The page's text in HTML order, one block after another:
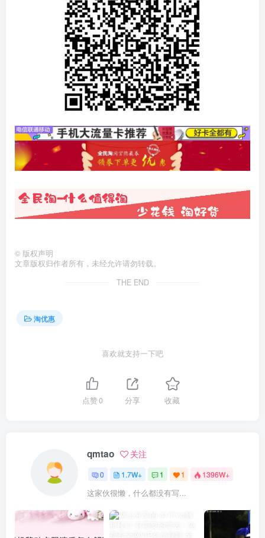
© 版权声明
文章版权归作者所有，未经允许请勿转载。
THE END
淘优惠
喜欢就支持一下吧
点赞0 分享 收藏
qmtao 关注
0 1.7W+ 1 1 1396W+
这家伙很懒，什么都没有写...